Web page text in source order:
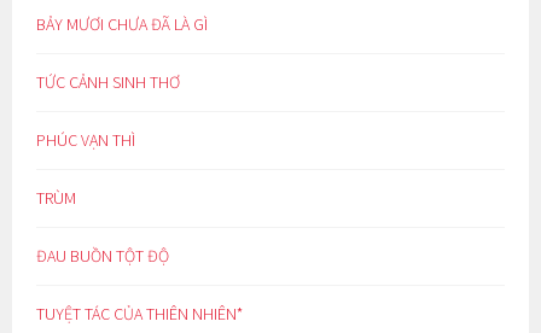
BẢY MƯƠI CHƯA ĐÃ LÀ GÌ
TỨC CẢNH SINH THƠ
PHÚC VẠN THÌ
TRÙM
ĐAU BUỒN TỘT ĐỘ
TUYỆT TÁC CỦA THIÊN NHIÊN*